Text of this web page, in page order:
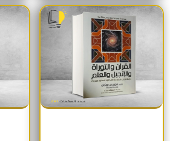
السعر الأصلي هو: 295EGP.السعر الحالي هو: 260EGP.